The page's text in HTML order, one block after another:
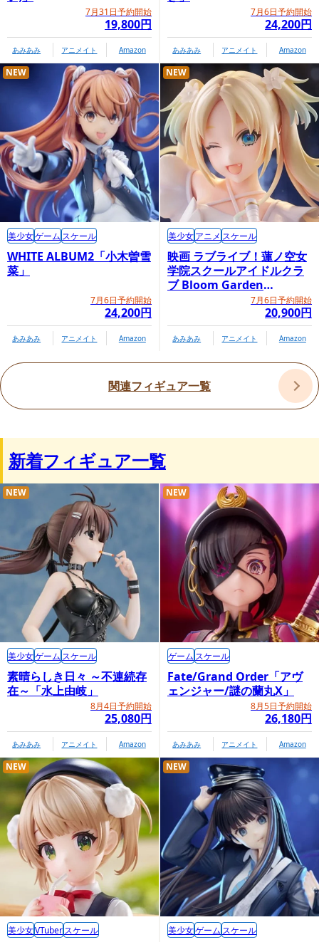
GOODSMILE COMPANY内商品購入ページ
7月31日予約開始
19,800円
あみあみ アニメイト Amazon
7月6日予約開始
24,200円
あみあみ アニメイト Amazon
WHITE ALBUM2「小木曽雪
菜」
7月6日予約開始
24,200円
NEW
美少女ゲーム スケール
あみあみ アニメイト Amazon
映画 ラブライブ！蓮ノ空女
学院スクールアイドルクラ
ブ Bloom Garden
Party「大沢瑠璃乃」7月6日予約開始
20,900円
NEW
美少女アニメ スケール
あみあみ アニメイト Amazon
関連フィギュア一覧
新着フィギュア一覧
素晴らしき日々 ～不連続存
在～「水上由岐」
8月4日予約開始
25,080円
NEW
美少女ゲーム スケール
あみあみ アニメイト Amazon
Fate/Grand Order「アヴ
ェンジャー/謎の蘭丸X」
8月5日予約開始
26,180円
NEW
ゲーム スケール
あみあみ アニメイト Amazon
NEW
美少女VTuberスケール
NEW
美少女ゲーム スケール